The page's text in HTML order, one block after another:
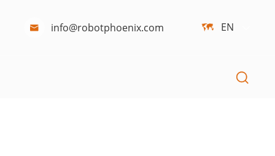
 info@robotphoenix.com  EN
